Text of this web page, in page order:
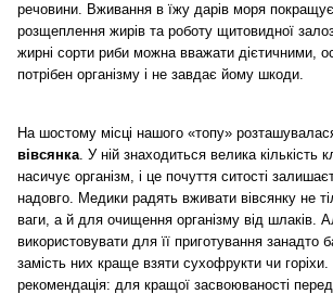
речовини. Вживання в їжу дарів моря
розщеплення жирів та роботу щитовидної
жирні сорти риби можна вважати дієтичними,
потрібен організму і не завдає йому шкоди.
На шостому місці нашого «топу»
вівсянка. У ній знаходиться велика кількість
насичує організм, і це почуття ситості
надовго. Медики радять вживати вівсянку не
ваги, а й для очищення організму від шлаків.
використовувати для її приготування занадто
замість них краще взяти сухофрукти чи
рекомендація: для кращої засвоюваності